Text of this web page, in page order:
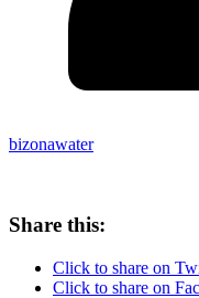
bizonawater
Share this:
Click to share on
Click to share on